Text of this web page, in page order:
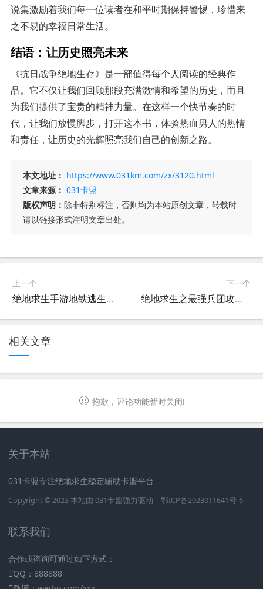
说集激励着我们每一位读者在和平时期保持警惕，珍惜来
之不易的幸福日常生活。
结语：让历史照亮未来
《抗日战争绝地生存》是一部值得每个人阅读的经典作
品。它不仅让我们回顾那段充满激情和希望的历史，而且
为我们提供了宝贵的精神力量。在这样一个快节奏的时
代，让我们放慢脚步，打开这本书，体验热血男人的热情
和责任，让历史的光辉照亮我们自己的创新之路。
本文地址： https://www.031km.com/zx/3120.html
文章来源： 031卡盟
版权声明： 除非特别标注，否则均为本站原创文章，转载时
请以链接形式注明文章出处。
上一个
绝地求生手游地铁逃生哪里找-绝地求生手游中如何在地铁地图中寻找逃生路线
下一个
绝地求生之最强兵团攻略：轻松吃鸡秘籍-如何在绝地求生之最强兵团中成为顶级玩家
相关文章
抱歉，评论功能暂时关闭!
关于本站
031卡盟专注绝地求生稳定辅助卡盟平台
Copyright © 2023 本站由 031卡盟强力驱动 鄂ICP备2023011641号-6
联系我们
合作或咨询可通过如下方式：
QQ：888888